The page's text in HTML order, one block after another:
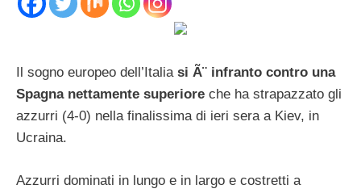
Il sogno europeo dell’Italiasi Ã¨ infranto contro una
Spagna nettamente superiore che ha strapazzato gli
azzurri (4-0) nella finalissima di ieri sera a Kiev, in
Ucraina.
Azzurri dominati in lungo e in largo e costretti a